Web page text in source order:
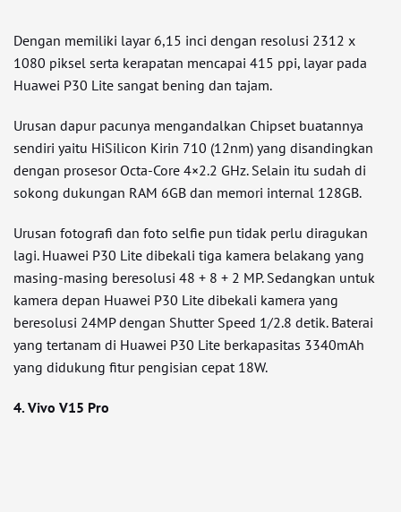
Dengan memiliki layar 6,15 inci dengan resolusi 2312 x
1080 piksel serta kerapatan mencapai 415 ppi, layar pada
Huawei P30 Lite sangat bening dan tajam.
Urusan dapur pacunya mengandalkan Chipset buatannya
sendiri yaitu HiSilicon Kirin 710 (12nm) yang disandingkan
dengan prosesor Octa-Core 4×2.2 GHz. Selain itu sudah di
sokong dukungan RAM 6GB dan memori internal 128GB.
Urusan fotografi dan foto selfie pun tidak perlu diragukan
lagi. Huawei P30 Lite dibekali tiga kamera belakang yang
masing-masing beresolusi 48 + 8 + 2 MP. Sedangkan untuk
kamera depan Huawei P30 Lite dibekali kamera yang
beresolusi 24MP dengan Shutter Speed 1/2.8 detik. Baterai
yang tertanam di Huawei P30 Lite berkapasitas 3340mAh
yang didukung fitur pengisian cepat 18W.
4. Vivo V15 Pro